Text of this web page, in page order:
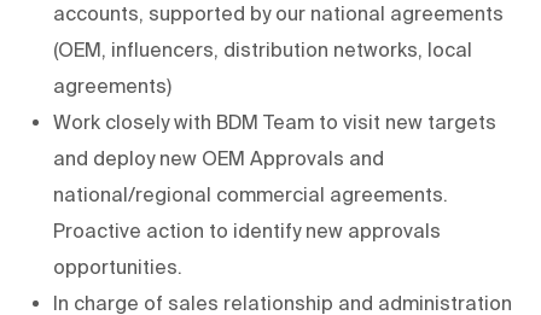
accounts, supported by our national agreements
(OEM, influencers, distribution networks, local
agreements)
Work closely with BDM Team to visit new targets
and deploy new OEM Approvals and
national/regional commercial agreements.
Proactive action to identify new approvals
opportunities.
In charge of sales relationship and administration